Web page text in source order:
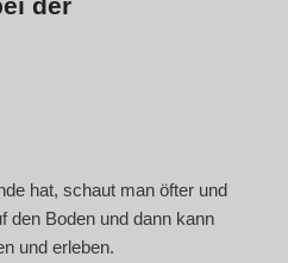
der
hat, schaut man öfter und
den Boden und dann kann
und erleben.